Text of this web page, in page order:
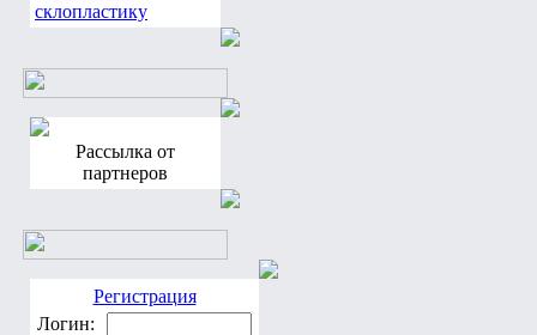
склопластику
Рассылка от
партнеров
Регистрация
Логин: